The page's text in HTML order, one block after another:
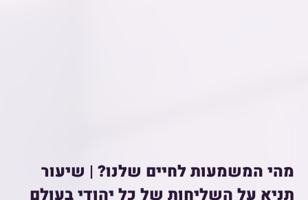
מהי המשמעות לחיים שלנו? | שיעור
תניא על השליחות של כל יהודי בעולם